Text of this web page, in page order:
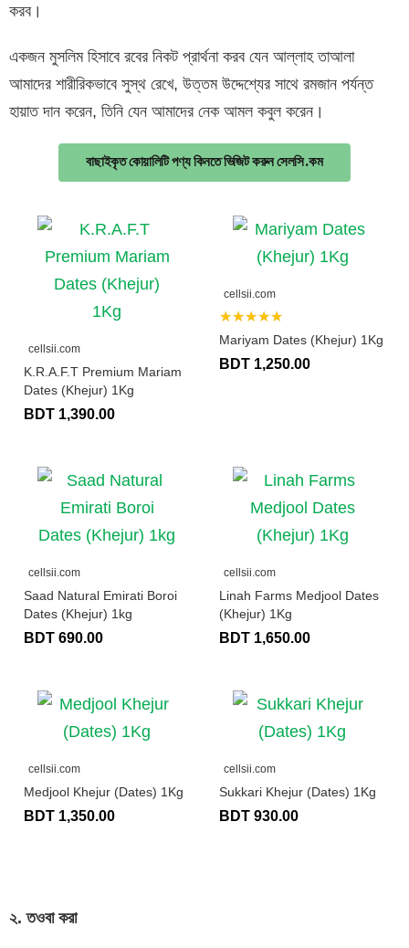
করব।
একজন মুসলিম হিসাবে রবের নিকট প্রার্থনা করব যেন আল্লাহ তাআলা
আমাদের শারীরিকভাবে সুস্থ রেখে, উত্তম উদ্দেশ্যের সাথে রমজান পর্যন্ত
হায়াত দান করেন, তিনি যেন আমাদের নেক আমল কবুল করেন।
বাছাইকৃত কোয়ালিটি পণ্য কিনতে ভিজিট করুন সেলসি.কম
cellsii.com
K.R.A.F.T Premium Mariam
Dates (Khejur) 1Kg
BDT 1,390.00
cellsii.com
★★★★★
Mariyam Dates (Khejur) 1Kg
BDT 1,250.00
cellsii.com
Saad Natural Emirati Boroi
Dates (Khejur) 1kg
BDT 690.00
cellsii.com
Linah Farms Medjool Dates
(Khejur) 1Kg
BDT 1,650.00
cellsii.com
Medjool Khejur (Dates) 1Kg
BDT 1,350.00
cellsii.com
Sukkari Khejur (Dates) 1Kg
BDT 930.00
২.তওবা করা